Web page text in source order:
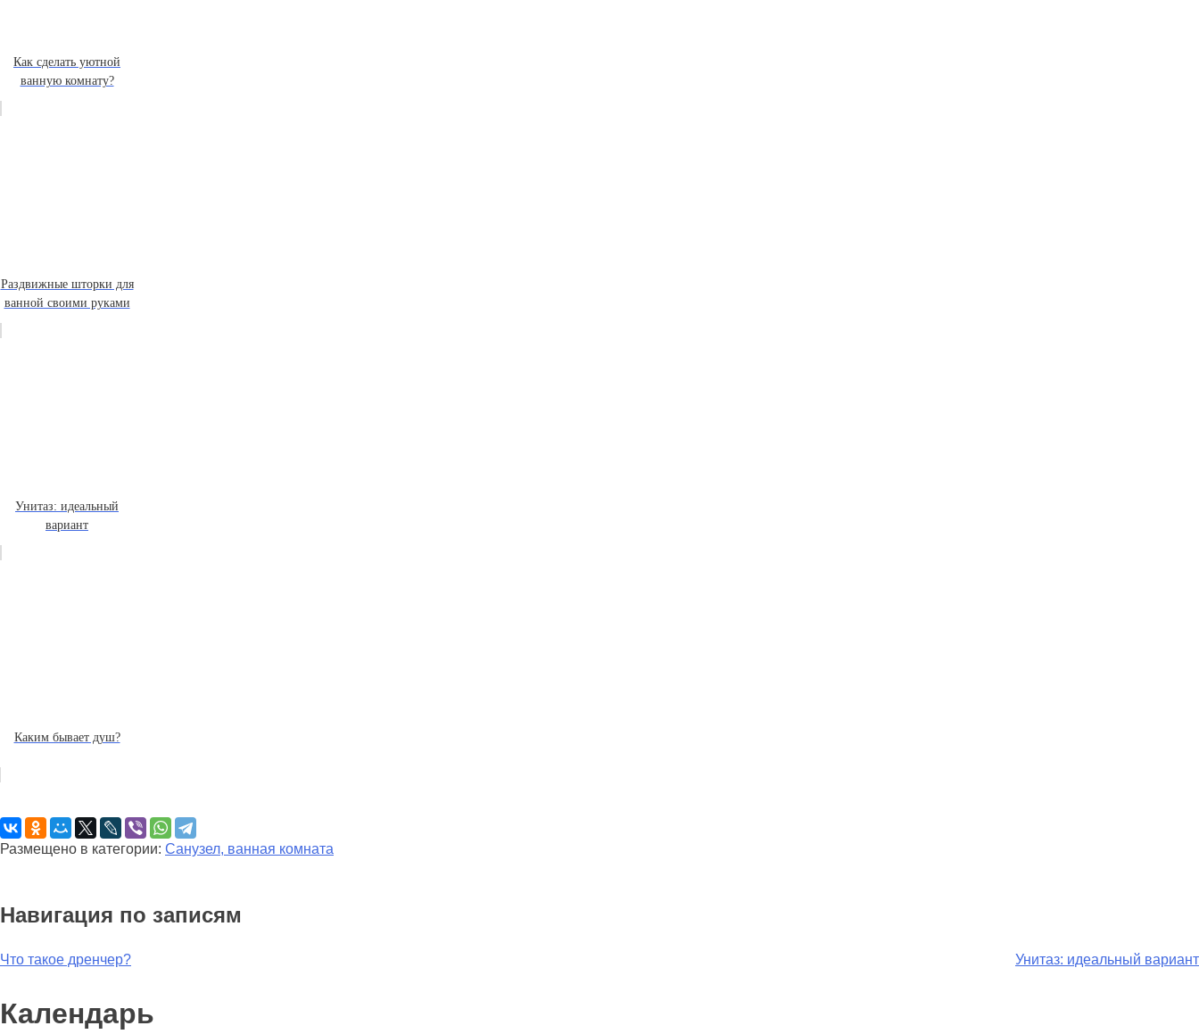
Как сделать уютной
ванную комнату?
Раздвижные шторки для
ванной своими руками
Унитаз: идеальный
вариант
Каким бывает душ?
Размещено в категории: Санузел, ванная комната
Навигация по записям
Что такое дренчер? Унитаз: идеальный вариант
Календарь